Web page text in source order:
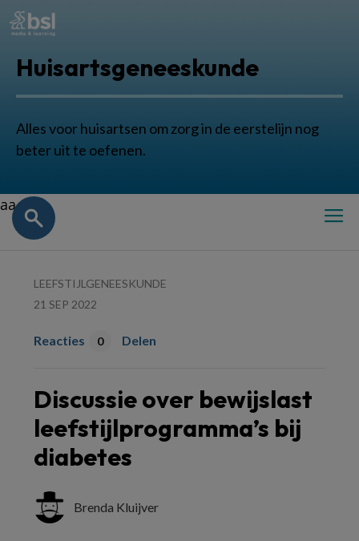
Huisartsgeneeskunde
Alles voor huisartsen om zorg in de eerstelijn nog
beter uit te oefenen.
aa
LEEFSTIJLGENEESKUNDE
21 SEP 2022
Reacties 0 Delen
Discussie over bewijslast
leefstijlprogramma’s bij
diabetes
Brenda Kluijver